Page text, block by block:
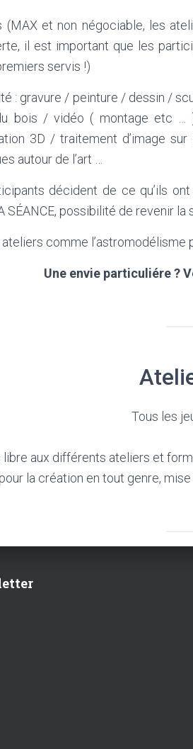
(MAX et non négociable, les
il est important que les
servis !)
: gravure / peinture / dessin /
bois / vidéo ( montage etc
3D / traitement d’image
autour de l’art …
décident de ce qu’ils
SÉANCE, possibilité de revenir
comme l’astromodélisme
Une envie particuliére ?
Tous les
aux différents ateliers et
pour la création en tout genre,